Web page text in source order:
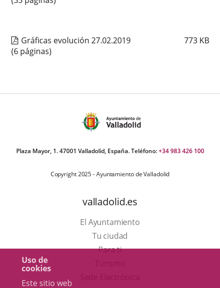
Uso de
cookies
Este sitio web
Gráficas evolución 27.02.2019 773 KB
(6 páginas)
Plaza Mayor, 1. 47001 Valladolid, España. Teléfono:+34 983 426 100
Copyright 2025 - Ayuntamiento de Valladolid
valladolid.es
El Ayuntamiento
Tu ciudad
Para ti